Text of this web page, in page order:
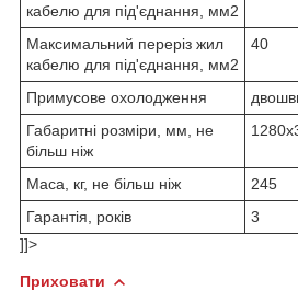
кабелю для під'єднання, мм2
Максимальний переріз жил
кабелю для під'єднання, мм2
40
Примусове охолодження
Габаритні розміри, мм, не
більш ніж
Маса, кг, не більш ніж
245
Гарантія, років
3
]]>
Приховати